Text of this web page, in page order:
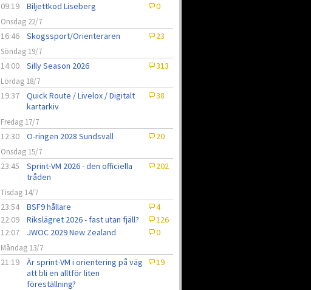
09:19 Biljettkod Liseberg 0
Onsdag 22/7
16:46 Skogssport/Orienteraren 23
Söndag 19/7
14:00 Silly Season 2026 313
Lördag 18/7
19:37
Quick Route / Livelox / Digitalt
kartarkiv
38
Fredag 17/7
12:30 O-ringen 2028 Sundsvall 20
Onsdag 15/7
23:45
Sprint-VM 2026 - den officiella
tråden
202
Tisdag 14/7
23:54 BSF9 hållare
4
22:09
Rikslägret 2026 - fast utan fjäll?
126
12:07
JWOC 2029 New Zealand 0
Måndag 13/7
21:19
Är sprint-VM i orientering på väg
att bli en alltför liten
föreställning?
19